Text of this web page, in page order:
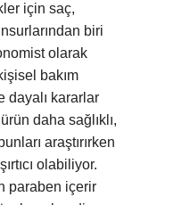
için saç,
biri
olarak
bakım
dayalı kararlar
daha sağlıklı,
araştırırken
olabiliyor.
paraben içerir